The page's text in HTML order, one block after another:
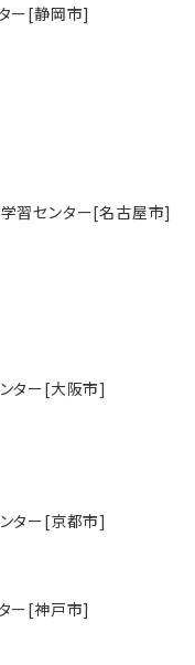
ー[静岡市]
習センター[名古屋市]
ター[大阪市]
ター[京都市]
ー[神戸市]